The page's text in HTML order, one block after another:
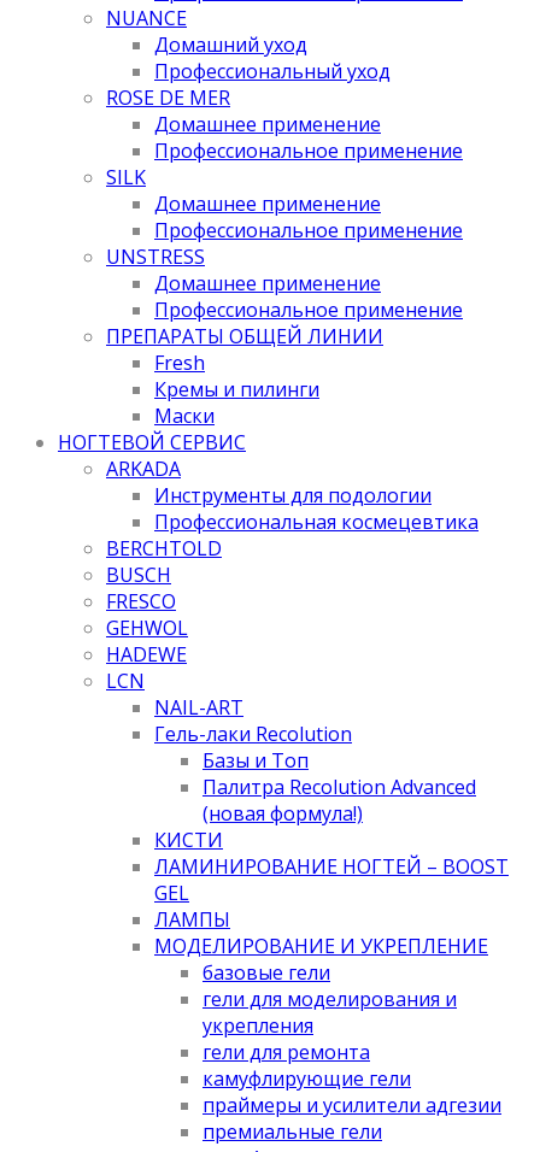
NUANCE
Домашний уход
Профессиональный уход
ROSE DE MER
Домашнее применение
Профессиональное применение
SILK
Домашнее применение
Профессиональное применение
UNSTRESS
Домашнее применение
Профессиональное применение
ПРЕПАРАТЫ ОБЩЕЙ ЛИНИИ
Fresh
Кремы и пилинги
Маски
НОГТЕВОЙ СЕРВИС
ARKADA
Инструменты для подологии
Профессиональная космецевтика
BERCHTOLD
BUSCH
FRESCO
GEHWOL
HADEWE
LCN
NAIL-ART
Гель-лаки Recolution
Базы и Топ
Палитра Recolution Advanced
(новая формула!)
КИСТИ
ЛАМИНИРОВАНИЕ НОГТЕЙ – BOOST
GEL
ЛАМПЫ
МОДЕЛИРОВАНИЕ И УКРЕПЛЕНИЕ
базовые гели
гели для моделирования и
укрепления
гели для ремонта
камуфлирующие гели
праймеры и усилители адгезии
премиальные гели